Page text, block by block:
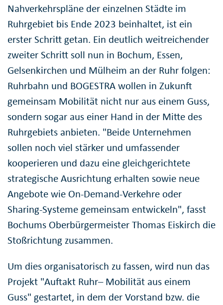
Nahverkehrspläne der einzelnen Städte im
Ruhrgebiet bis Ende 2023 beinhaltet, ist ein
erster Schritt getan. Ein deutlich weitreichender
zweiter Schritt soll nun in Bochum, Essen,
Gelsenkirchen und Mülheim an der Ruhr folgen:
Ruhrbahn und BOGESTRA wollen in Zukunft
gemeinsam Mobilität nicht nur aus einem Guss,
sondern sogar aus einer Hand in der Mitte des
Ruhrgebiets anbieten. "Beide Unternehmen
sollen noch viel stärker und umfassender
kooperieren und dazu eine gleichgerichtete
strategische Ausrichtung erhalten sowie neue
Angebote wie On-Demand-Verkehre oder
Sharing-Systeme gemeinsam entwickeln", fasst
Bochums Oberbürgermeister Thomas Eiskirch die
Stoßrichtung zusammen.
Um dies organisatorisch zu fassen, wird nun das
Projekt "Auftakt Ruhr– Mobilität aus einem
Guss" gestartet, in dem der Vorstand bzw. die